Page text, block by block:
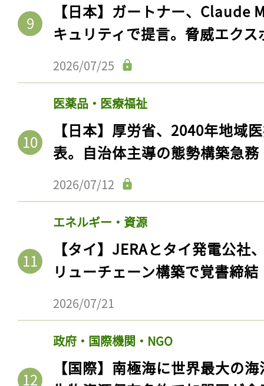
【日本】ガートナー、Claude
キュリティで提言。脅威エク
2026/07/25
医薬品・医療福祉
【日本】厚労省、2040年地域
表。自治体主導の態勢構築急務
2026/07/12
エネルギー・資源
【タイ】JERAとタイ発電公社
リューチェーン構築で覚書締結
2026/07/21
政府・国際機関・NGO
【国際】南極海に世界最大の